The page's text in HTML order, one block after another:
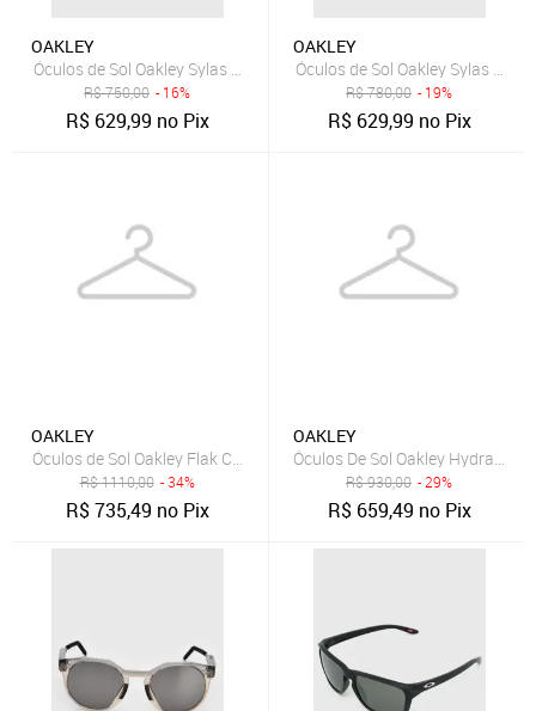
OAKLEY
Óculos de Sol Oakley Sylas Olive Ink W e Prizm Bronze
R$750,00 - 16%
R$ 629,99 no Pix
OAKLEY
Óculos de Sol Oakley Sylas Preto
R$780,00 - 19%
R$ 629,99 no Pix
OAKLEY
Óculos de Sol Oakley Flak Cinza
R$1110,00 - 34%
R$735,49 no Pix
OAKLEY
Óculos De Sol Oakley Hydra
R$930,00 - 29%
R$ 659,49 no Pix